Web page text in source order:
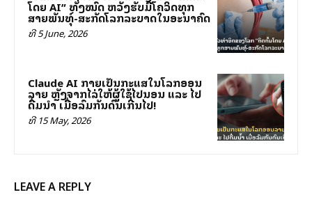
ໂດຍ AI” ທັງໝົດ ຫວັງຮັບມືໂຄວິດທຸກ
ສາຍພັນທຸ໌-ສະກັດໂລກລະບາດໃນອະນາຄົດ
ທີ 5 June, 2026
Claude AI ກາຍເປັນກະແສໃນໂລກອອນ
ລາຍ ຫຼັງຈາກໄລ່ໃຫ້ຜູ້ໃຊ້ໄປນອນ ແລະ ໄປ
ດື່ມນ້ຳ ເມື່ອລົມກັນດົນເກີນໄປ!
ທີ 15 May, 2026
LEAVE A REPLY